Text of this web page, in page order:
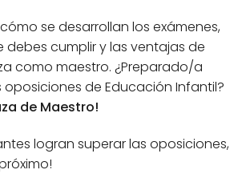
se desarrollan los exámenes,
debes cumplir y las ventajas de
como maestro. ¿Preparado/a
de Educación Infantil?
de Maestro!
logran superar las oposiciones,